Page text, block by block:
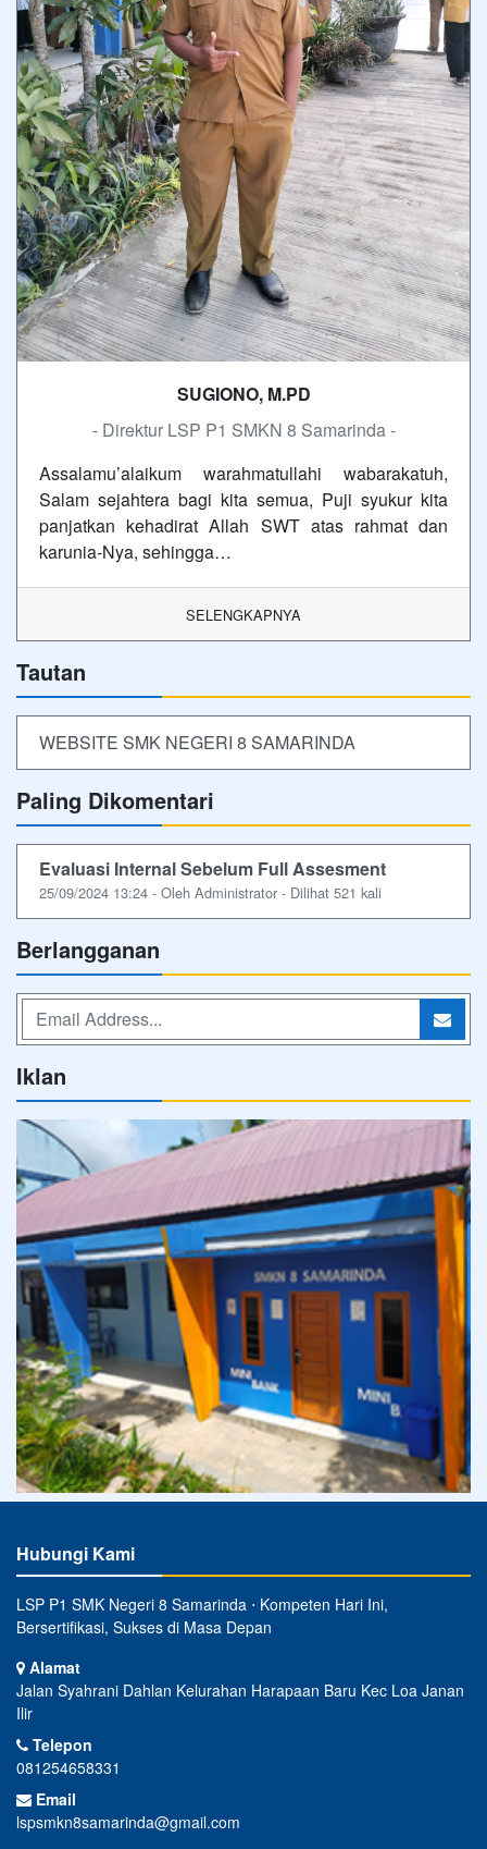
SUGIONO, M.PD
- Direktur LSP P1 SMKN 8 Samarinda -
Assalamu’alaikum warahmatullahi wabarakatuh,
Salam sejahtera bagi kita semua, Puji syukur kita
panjatkan kehadirat Allah SWT atas rahmat dan
karunia-Nya, sehingga…
SELENGKAPNYA
Tautan
WEBSITE SMK NEGERI 8 SAMARINDA
Paling Dikomentari
Evaluasi Internal Sebelum Full Assesment
25/09/2024 13:24 - Oleh Administrator - Dilihat 521 kali
Berlangganan
Iklan
Hubungi Kami
LSP P1 SMK Negeri 8 Samarinda ⋅ Kompeten Hari Ini,
Bersertifikasi, Sukses di Masa Depan
Alamat
Jalan Syahrani Dahlan Kelurahan Harapaan Baru Kec Loa Janan
Ilir
Telepon
081254658331
Email
lspsmkn8samarinda@gmail.com